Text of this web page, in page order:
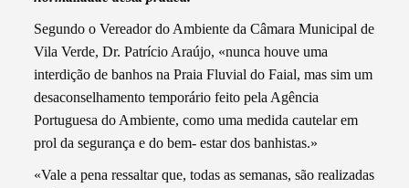
Segundo o Vereador do Ambiente da Câmara Municipal de
Vila Verde, Dr. Patrício Araújo, «nunca houve uma
interdição de banhos na Praia Fluvial do Faial, mas sim um
desaconselhamento temporário feito pela Agência
Portuguesa do Ambiente, como uma medida cautelar em
prol da segurança e do bem- estar dos banhistas.»
«Vale a pena ressaltar que, todas as semanas, são realizadas